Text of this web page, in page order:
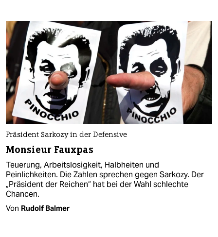
Präsident Sarkozy in der Defensive
Monsieur Fauxpas
Teuerung, Arbeitslosigkeit, Halbheiten und
Peinlichkeiten. Die Zahlen sprechen gegen Sarkozy. Der
„Präsident der Reichen“ hat bei der Wahl schlechte
Chancen.
Von Rudolf Balmer